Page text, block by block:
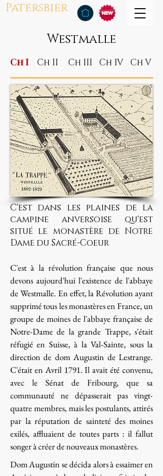
Patersbier
Westmalle
Ch I Ch II Ch III Ch IV Ch V
C'est dans les plaines de la
campine anversoise qu'est
situé le monastère de Notre
Dame du Sacré-Coeur
C'est à la révolution française que nous
devons aujourd'hui l'existence de l'abbaye
de Westmalle. En effet, la Révolution ayant
supprimé tous les monastères en France, un
groupe de moines de l'abbaye française de
Notre-Dame de la grande Trappe, s'était
réfugié en Suisse, à la Val-Sainte, sous la
direction de dom Augustin de Lestrange.
C'était en Avril 1791. Il avait été convenu,
avec le Sénat de Fribourg, que sa
communauté ne dépasserait pas vingt-
quatre membres, mais les postulants, attirés
par la réputation de sainteté des moines
exilés, affluaient de toutes parts : il fallut
songer à créer de nouveaux monastères.
Dom Augustin se décida alors à essaimer en